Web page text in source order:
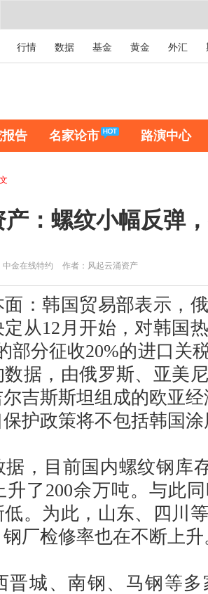
行情 数据 基金 黄金 外汇
告 名家论市 路演中心
产：螺纹小幅反弹
中金在线特约 作者：风起云涌资产
韩国贸易部表示，俄
从12月开始，对韩国
部分征收20%的进口关
据，由俄罗斯、亚美
吉斯斯坦组成的欧亚
护政策将不包括韩国
目前国内螺纹钢库存
升了200余万吨。与此
。为此，山东、四川
厂检修率也在不断上升
城、南钢、马钢等多